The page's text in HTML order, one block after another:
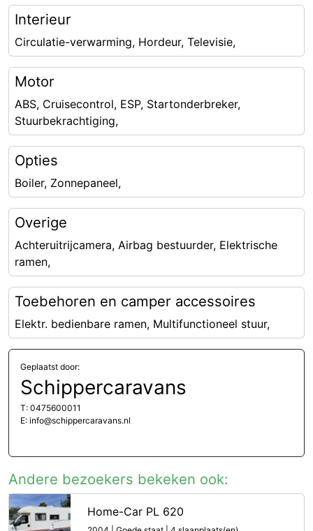
Interieur
Circulatie-verwarming, Hordeur, Televisie,
Motor
ABS, Cruisecontrol, ESP, Startonderbreker,
Stuurbekrachtiging,
Opties
Boiler, Zonnepaneel,
Overige
Achteruitrijcamera, Airbag bestuurder, Elektrische
ramen,
Toebehoren en camper accessoires
Elektr. bedienbare ramen, Multifunctioneel stuur,
Geplaatst door:
Schippercaravans
T: 0475600011
E: info@schippercaravans.nl
Andere bezoekers bekeken ook:
Home-Car PL 620